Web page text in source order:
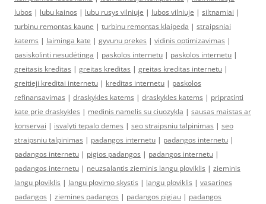
lubos | lubu kainos | lubu rusys vilniuje | lubos vilniuje | siltnamiai |
turbinu remontas kaune | turbinu remontas klaipeda | straipsniai
katems | laiminga kate | gyvunu prekes | vidinis optimizavimas |
pasiskolinti nesudėtinga | paskolos internetu | paskolos internetu |
greitasis kreditas | greitas kreditas | greitas kreditas internetu |
greitieji kreditai internetu | kreditas internetu | paskolos
refinansavimas | draskykles katems | draskykles katems | pripratinti
kate prie draskykles | medinis namelis su ciuozykla | sausas maistas ar
konservai | isvalyti tepalo demes | seo straipsniu talpinimas | seo
straipsniu talpinimas | padangos internetu | padangos internetu |
padangos internetu | pigios padangos | padangos internetu |
padangos internetu | neuzsalantis zieminis langu ploviklis | zieminis
langu ploviklis | langu plovimo skystis | langu ploviklis | vasarines
padangos | ziemines padangos | padangos pigiau | padangos